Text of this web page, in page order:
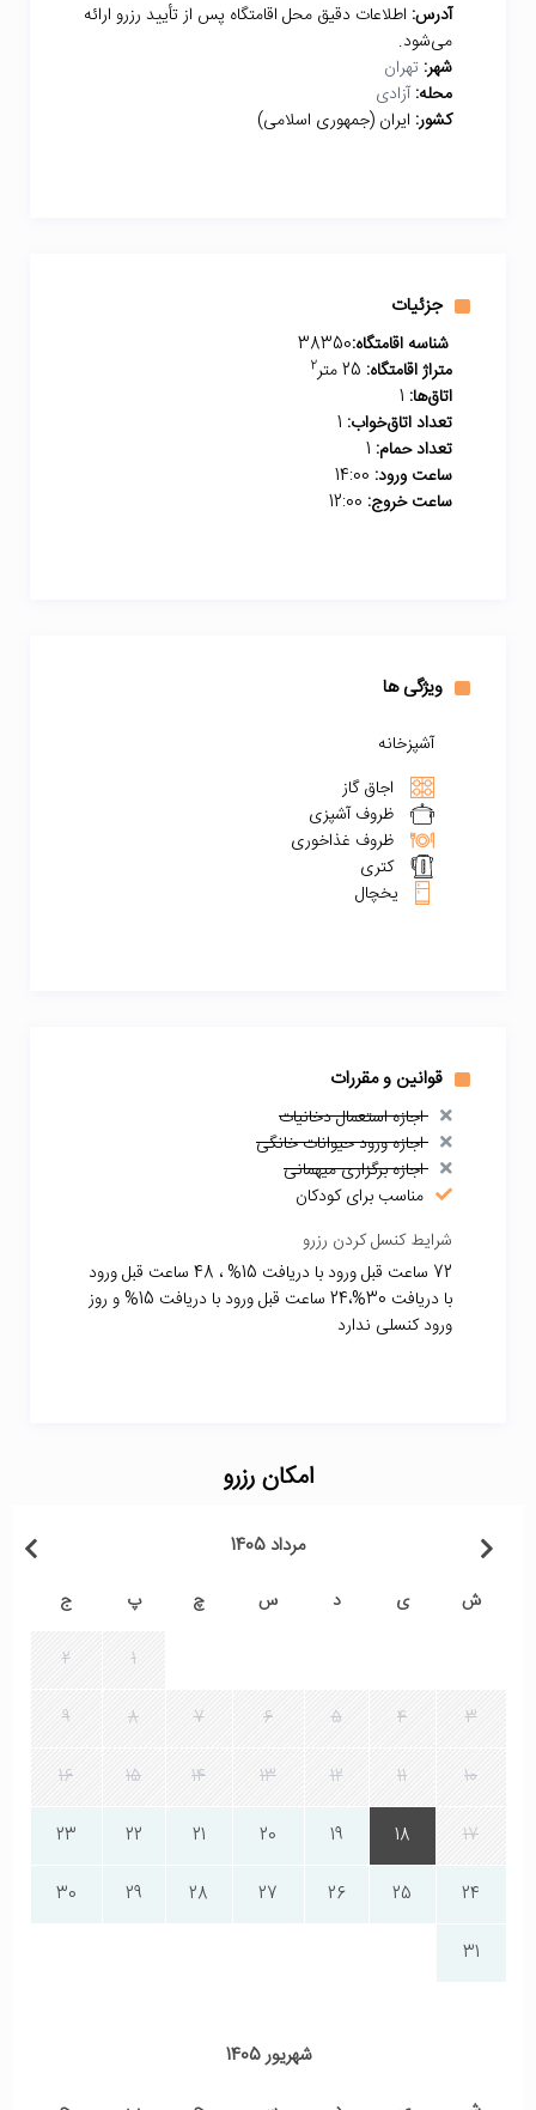
آدرس: اطلاعات دقیق محل اقامتگاه پس از تأیید رزرو ارائه
می‌شود.
شهر: تهران
محله: آزادی
کشور: ایران (جمهوری اسلامی)
جزئیات
شناسه اقامتگاه:38350
متراژ اقامتگاه:
2
اتاق‌ها:
تعداد اتاق‌خواب:
تعداد حمام:
ساعت ورود:
ساعت خروج:
ویژگی ها
آشپزخانه
اجاق گاز
ظروف آشپزی
ظروف غذاخوری
کتری
یخچال
قوانین و مقررات
اجازه استعمال دخانیات
اجازه ورود حیوانات خانگی
اجازه برگزاری میهمانی
مناسب برای کودکان
شرایط کنسل کردن رزرو
72 ساعت قبل ورود با دریافت 15% ، 48 ساعت قبل ورود
با دریافت 30%،24 ساعت قبل ورود با دریافت 15% و روز
ورود کنسلی ندارد
امکان رزرو
مرداد 1405
ش ی د س چ پ ج
1
2
3
4
5
6
7
8
9
10
11
12
13
14
15
16
17
18
19
20
21
22
23
24
25
26
27
28
29
30
31
شهریور 1405